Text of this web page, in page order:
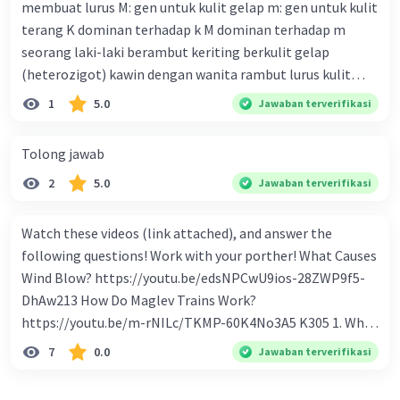
fungsi uang 16. fungsi uang 17. peranan dan maksud
didirikan lembaga keuangan non-Bank / bukan bank 18.
maksud dengan kegiatan menghimpun dana yang
dilakukan perbankan 19. tugas Bank Indonesia 20. tugas
Bank Umum 21. kegiatan lembaga keuangan non-Bank 22.
yang dilakukan dengan operasi simpan pinjam 23.
Lembaga keuangan non bank yang memiliki fungsi
sebagai penggerak investasi dengan memperhatikan dan
non bank yang bertugas mengatasi para rensumen 25.
Ciri" dari masyarakat ekonomi abad ke 21
membuat lurus M: gen untuk kulit gelap m: gen untuk kulit
terang K dominan terhadap k M dominan terhadap m
seorang laki-laki berambut keriting berkulit gelap
(heterozigot) kawin dengan wanita rambut lurus kulit
terang tentukan : a. bagan perkawinannya b. rasio
genotipe dan rasio fenotipe nya c. jika perkawinan itu
dengan prosentase
1 5.0 Jawaban terverifikasi
Tolong jawab
2 5.0 Jawaban terverifikasi
Watch these videos (link attached), and answer the
following questions! Work with your porther! What Causes
Wind Blow? https://youtu.be/edsNPCwU9ios-28ZWP9f5-
DhAw213 How Do Maglev Trains Work?
https://youtu.be/m-rNILc/TKMP-60K4No3A5 K305 1. What
happens to air molecules when air heats them up? 2. Why
do air molecules move? And from where to where? 3. In
7 0.0 Jawaban terverifikasi